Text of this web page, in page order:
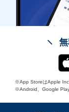
※App StoreはApple Inc.
※Android、Google